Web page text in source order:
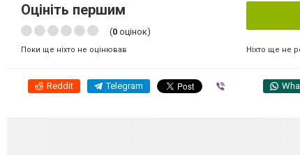
Оцініть першим
(0 оцінок)
Поки ще ніхто не оцінював Ніхто ще не
Reddit Telegram